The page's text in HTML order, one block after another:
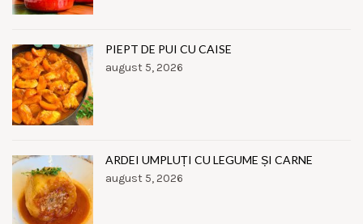
PIEPT DE PUI CU CAISE
august 5, 2026
ARDEI UMPLUȚI CU LEGUME ȘI CARNE
august 5, 2026